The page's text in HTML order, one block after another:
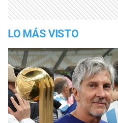
LO MÁS VISTO